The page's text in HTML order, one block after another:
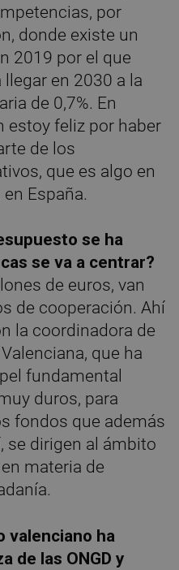
por
donde existe un
2019 por el que
en 2030 a la
de 0,7%. En
estoy feliz por haber
de los
que es algo en
España.
se ha
se va a centrar?
de euros, van
de cooperación. Ahí
la coordinadora de
que ha
fundamental
duros, para
fondos que además
se dirigen al ámbito
materia de
valenciano ha
de las ONGD y